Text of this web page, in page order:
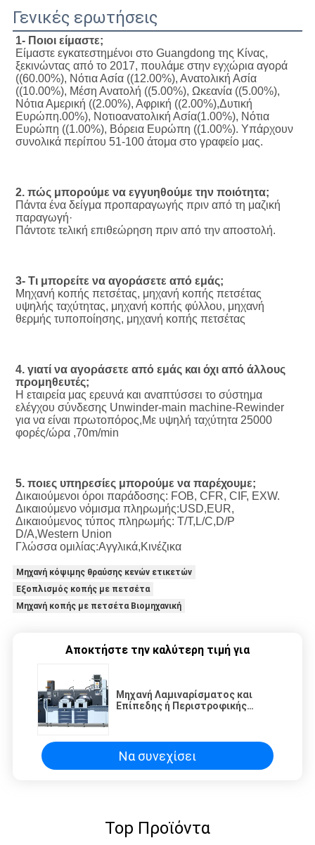
Γενικές ερωτήσεις
1- Ποιοι είμαστε;
Είμαστε εγκατεστημένοι στο Guangdong της Κίνας,
ξεκινώντας από το 2017, πουλάμε στην εγχώρια αγορά
((60.00%), Νότια Ασία ((12.00%), Ανατολική Ασία
((10.00%), Μέση Ανατολή ((5.00%), Ωκεανία ((5.00%),
Νότια Αμερική ((2.00%), Αφρική ((2.00%),Δυτική
Ευρώπη.00%), Νοτιοανατολική Ασία(1.00%), Νότια
Ευρώπη ((1.00%), Βόρεια Ευρώπη ((1.00%). Υπάρχουν
συνολικά περίπου 51-100 άτομα στο γραφείο μας.
2. πώς μπορούμε να εγγυηθούμε την ποιότητα;
Πάντα ένα δείγμα προπαραγωγής πριν από τη μαζική
παραγωγή·
Πάντοτε τελική επιθεώρηση πριν από την αποστολή.
3- Τι μπορείτε να αγοράσετε από εμάς;
Μηχανή κοπής πετσέτας, μηχανή κοπής πετσέτας
υψηλής ταχύτητας, μηχανή κοπής φύλλου, μηχανή
θερμής τυποποίησης, μηχανή κοπής πετσέτας
4. γιατί να αγοράσετε από εμάς και όχι από άλλους
προμηθευτές;
Η εταιρεία μας ερευνά και αναπτύσσει το σύστημα
ελέγχου σύνδεσης Unwinder-main machine-Rewinder
για να είναι πρωτοπόρος,Με υψηλή ταχύτητα 25000
φορές/ώρα ,70m/min
5. ποιες υπηρεσίες μπορούμε να παρέχουμε;
Δικαιούμενοι όροι παράδοσης: FOB, CFR, CIF, EXW.
Δικαιούμενο νόμισμα πληρωμής:USD,EUR,
Δικαιούμενος τύπος πληρωμής: T/T,L/C,D/P
D/A,Western Union
Γλώσσα ομιλίας:Αγγλικά,Κινέζικα
Μηχανή κόψιμης θραύσης κενών ετικετών
Εξοπλισμός κοπής με πετσέτα
Μηχανή κοπής με πετσέτα Βιομηχανική
Αποκτήστε την καλύτερη τιμή για
Μηχανή Λαμιναρίσματος και
Επίπεδης ή Περιστροφικής
Να συνεχίσει
Top Προϊόντα